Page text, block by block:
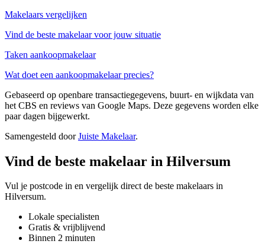
Makelaars vergelijken
Vind de beste makelaar voor jouw situatie
Taken aankoopmakelaar
Wat doet een aankoopmakelaar precies?
Gebaseerd op openbare transactiegegevens, buurt- en wijkdata van
het CBS en reviews van Google Maps. Deze gegevens worden elke
paar dagen bijgewerkt.
Samengesteld doorJuiste Makelaar.
Vind de beste makelaar in Hilversum
Vul je postcode in en vergelijk direct de beste makelaars in
Hilversum.
Lokale specialisten
Gratis & vrijblijvend
Binnen 2 minuten